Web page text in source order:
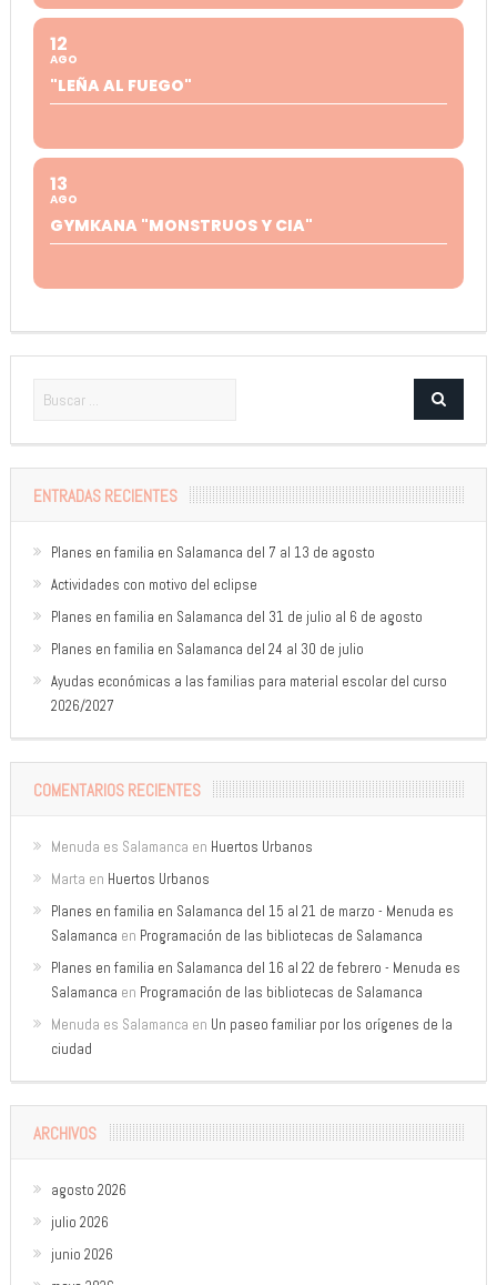
12
AGO
"LEÑA AL FUEGO"
13
AGO
GYMKANA "MONSTRUOS Y CIA"
ENTRADAS RECIENTES
Planes en familia en Salamanca del 7 al 13 de agosto
Actividades con motivo del eclipse
Planes en familia en Salamanca del 31 de julio al 6 de agosto
Planes en familia en Salamanca del 24 al 30 de julio
Ayudas económicas a las familias para material escolar del curso
2026/2027
COMENTARIOS RECIENTES
Menuda es Salamanca en Huertos Urbanos
Marta en Huertos Urbanos
Planes en familia en Salamanca del 15 al 21 de marzo - Menuda es
Salamanca en Programación de las bibliotecas de Salamanca
Planes en familia en Salamanca del 16 al 22 de febrero - Menuda es
Salamanca en Programación de las bibliotecas de Salamanca
Menuda es Salamanca en Un paseo familiar por los orígenes de la
ciudad
ARCHIVOS
agosto 2026
julio 2026
junio 2026